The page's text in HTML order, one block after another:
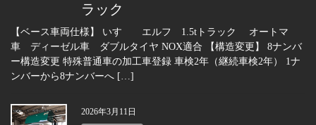
ラック
【ベース車両仕様】 いすゞ エルフ 1.5tトラック オートマ
車 ディーゼル車 ダブルタイヤ NOX適合 【構造変更】 8ナンバ
ー構造変更 特殊普通車の加工車登録 車検2年（継続車検2年） 1ナ
ンバーから8ナンバーへ […]
2026年3月11日